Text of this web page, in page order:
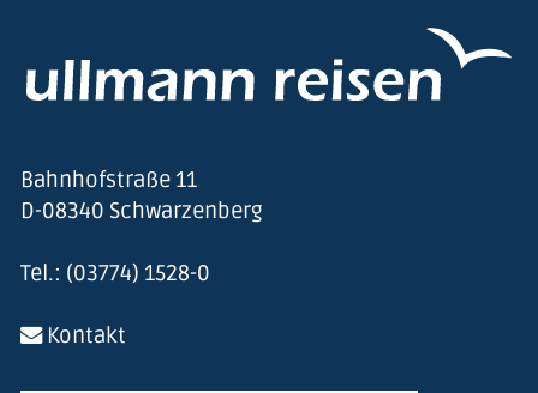
Bahnhofstraße 11
D-08340 Schwarzenberg
Tel.: (03774) 1528-0
Kontakt